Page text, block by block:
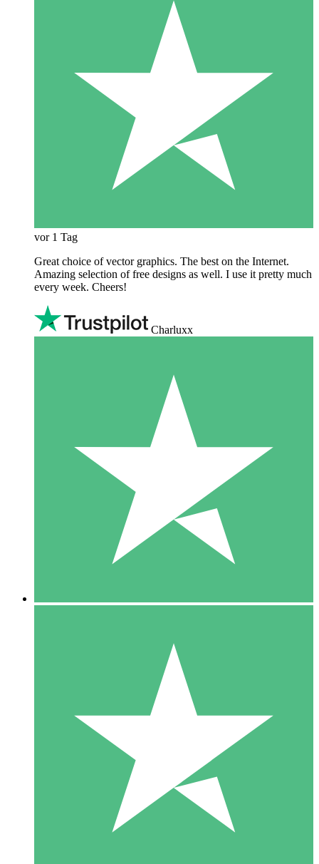
vor 1 Tag
Great choice of vector graphics. The best on the Internet.
Amazing selection of free designs as well. I use it pretty much
every week. Cheers!
Charluxx